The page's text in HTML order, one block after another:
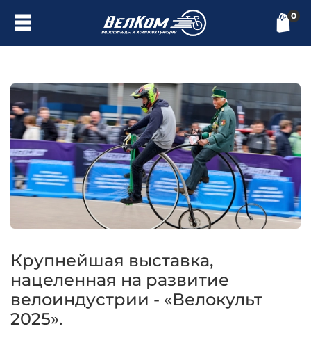
0
Крупнейшая выставка,
нацеленная на развитие
велоиндустрии - «Велокульт
2025».